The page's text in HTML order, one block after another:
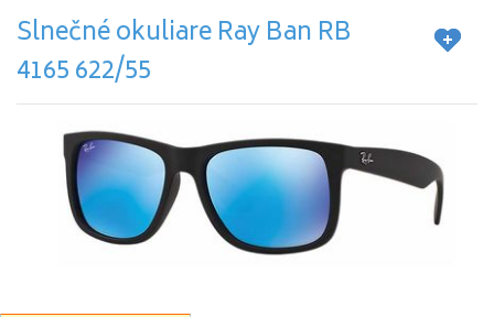
Slnečné okuliare Ray Ban RB
4165 622/55